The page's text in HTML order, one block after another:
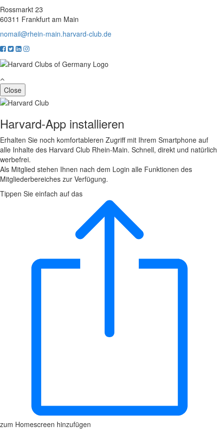
Rossmarkt 23
60311 Frankfurt am Main
nomail@rhein-main.harvard-club.de
Close
Harvard-App installieren
Erhalten Sie noch komfortableren Zugriff mit Ihrem Smartphone auf
alle Inhalte des Harvard Club Rhein-Main. Schnell, direkt und natürlich
werbefrei.
Als Mitglied stehen Ihnen nach dem Login alle Funktionen des
Mitgliederbereiches zur Verfügung.
Tippen Sie einfach auf das
zum Homescreen hinzufügen